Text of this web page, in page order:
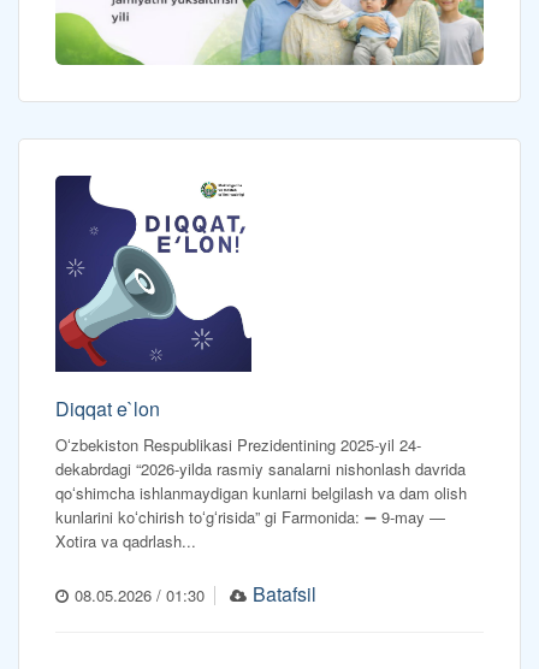
Diqqat e`lon
Oʻzbekiston Respublikasi Prezidentining 2025-yil 24-
dekabrdagi “2026-yilda rasmiy sanalarni nishonlash davrida
qoʻshimcha ishlanmaydigan kunlarni belgilash va dam olish
kunlarini koʻchirish toʻgʻrisida” gi Farmonida: ➖ 9-may —
Xotira va qadrlash...
08.05.2026 / 01:30 Batafsil